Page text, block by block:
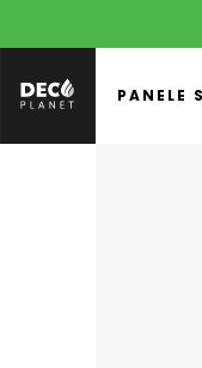
PANELE